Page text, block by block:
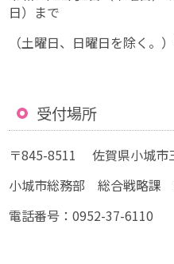
日）まで
（土曜日、日曜日を除く。
受付場所
〒845-8511 佐賀県小城市
小城市総務部 総合戦略課
電話番号：0952-37-6110